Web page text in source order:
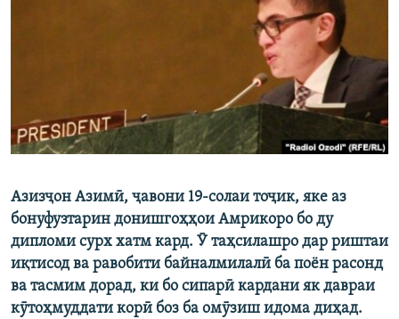
Ҳамаи сомонаҳои RFE/RL
Азизҷон Азимӣ, ҷавони 19-солаи тоҷик, яке аз
бонуфузтарин донишгоҳҳои Амрикоро бо ду
дипломи сурх хатм кард. Ӯ таҳсилашро дар риштаи
иқтисод ва равобити байналмилалӣ ба поён расонд
ва тасмим дорад, ки бо сипарӣ кардани як давраи
кӯтоҳмуддати корӣ боз ба омӯзиш идома диҳад.